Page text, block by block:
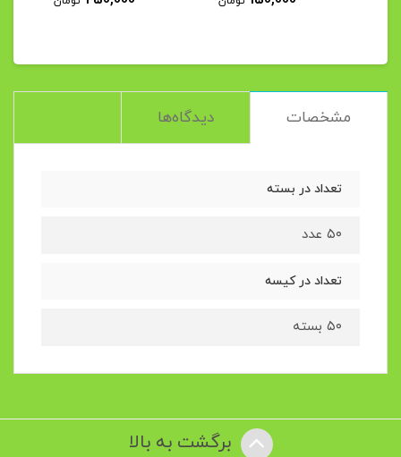
مشخصات دیدگاه‌ها
تعداد در بسته
۵۰ عدد
تعداد در کیسه
۵۰ بسته
برگشت به بالا